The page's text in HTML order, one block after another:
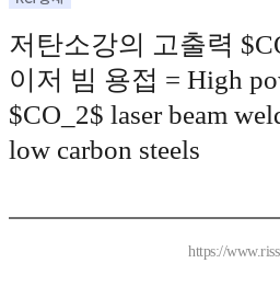
저탄소강의 고출력
이저 빔 용접 = High
$CO_2$ laser beam
low carbon steels
https://